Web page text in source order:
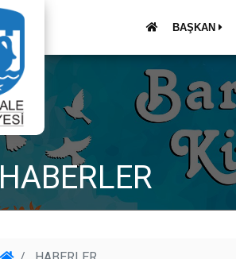
BAŞKAN
HABERLER